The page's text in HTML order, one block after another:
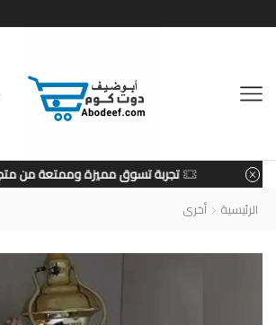
تجربة تسوق مميزة وممتعة من متجرنا
الرئيسية أخرى